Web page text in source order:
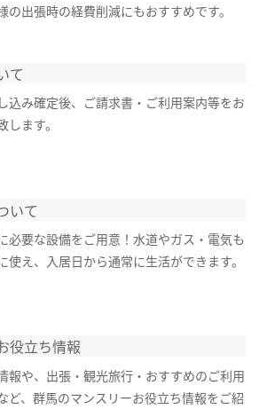
の出張時の経費削減にもおすすめです。
て
込み確定後、ご請求書・ご利用案内等をお
します。
いて
必要な設備をご用意！水道やガス・電気も
使え、入居日から通常に生活ができます。
役立ち情報
報や、出張・観光旅行・おすすめのご利用
ど、群馬のマンスリーお役立ち情報をご紹